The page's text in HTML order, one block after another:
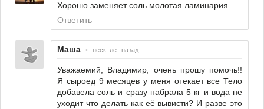
Хорошо заменяет соль молотая ламинария.
Ответить
Маша • неск. лет назад
Уважаемий, Владимир, очень прошу помочь!!
Я сыроед 9 месяцев у меня отекает все Тело
добавела соль и сразу набрала 5 кг и вода не
уходит что делать как её вывисти? И разве это